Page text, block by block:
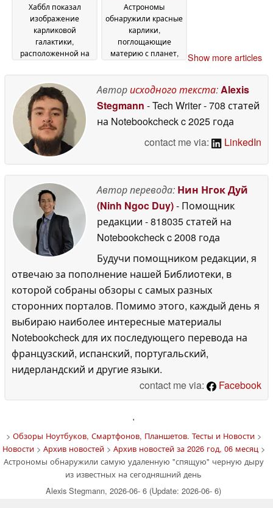
Хаббл показал
изображение
карликовой
галактики,
расположенной на
лет от нас02 June 2026
Астрономы
обнаружили красные
карлики,
поглощающие
материю с планет,
Show more articles
Авторисходного текста:Alexis
Stegmann - Tech Writer- 708 статей
на Notebookcheckc 2025 года
contact me via:
LinkedIn
Автор перевода: Нин Нгок Дуй
(Ninh Ngoc Duy)- Помощник
редакции - 818035 статей на
Notebookcheckc 2008 года
Будучи помощником редакции, я
отвечаю за пополнение нашей Библиотеки, в
которой собраны обзоры с самых разных
сторонних порталов. Помимо этого, каждый день я
выбираю наиболее интересные материалы
Notebookcheck для их последующего перевода на
французский, испанский, португальский,
нидерландский и другие языки.
contact me via:
Facebook
'
> Обзоры Ноутбуков, Смартфонов, Планшетов. Тесты и Новости>
Новости> Архив новостей> Архив новостей за 2026 год, 06 месяц>
Астрономы обнаружили самую удаленную "спящую" черную дыру
из известных на сегодняшний день
Alexis Stegmann, 2026-06- 6 (Update: 2026-06- 6)